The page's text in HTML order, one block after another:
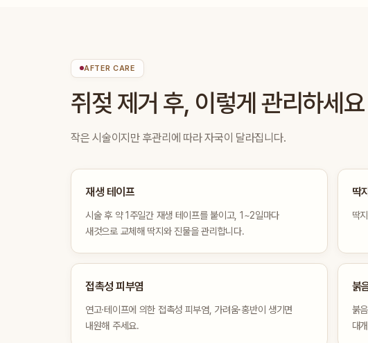
AFTER CARE
쥐젖 제거 후, 이렇게 관리하세요
작은 시술이지만 후관리에 따라 자국이 달라집니다.
재생 테이프
시술 후 약 1주일간 재생 테이프를 붙이고, 1~2일마다
새것으로 교체해 딱지와 진물을 관리합니다.
딱
딱
접촉성 피부염
연고·테이프에 의한 접촉성 피부염, 가려움·홍반이 생기면
내원해 주세요.
붉
붉
대